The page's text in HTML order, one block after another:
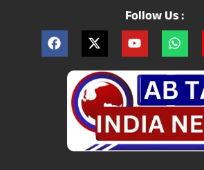
Follow Us :